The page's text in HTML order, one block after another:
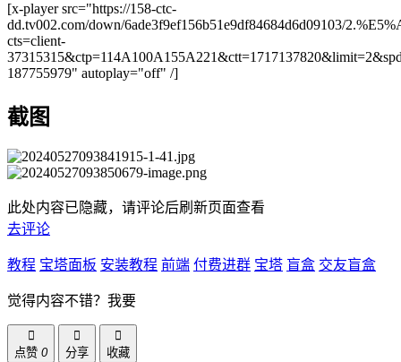
[x-player src="https://158-ctc-
dd.tv002.com/down/6ade3f9ef156b51e9df84684d6d09103/
cts=client-
187755979" autoplay="off" /]
截图
此处内容已隐藏，请评论后刷新页面查看
去评论
教程 宝塔面板 安装教程 前端 付费进群 宝塔 盲盒 交友盲盒
觉得内容不错？我要
点赞 0 分享 收藏